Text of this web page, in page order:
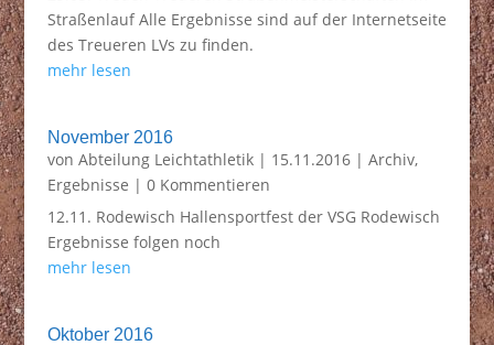
Straßenlauf Alle Ergebnisse sind auf der Internetseite
des Treueren LVs zu finden.
mehr lesen
November 2016
von Abteilung Leichtathletik| 15.11.2016| Archiv,
Ergebnisse | 0 Kommentieren
12.11. Rodewisch Hallensportfest der VSG Rodewisch
Ergebnisse folgen noch
mehr lesen
Oktober 2016